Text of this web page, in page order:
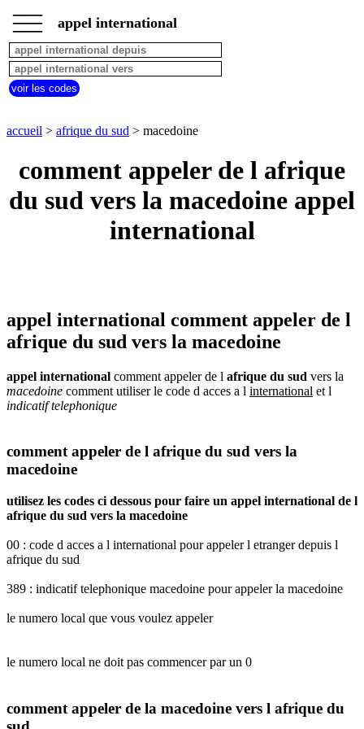
accueil
afrique
du
sud
appel
depuis
par
I J K L M
N
O
P Q R S T
U
___
___ appel international
voir les codes
accueil > afrique du sud > macedoine
comment appeler de l afrique
du sud vers la macedoine appel
international
appel international comment appeler de l
afrique du sud vers la macedoine
appel international comment appeler de l afrique du sud vers la
macedoine comment utiliser le code d acces a l international et l
indicatif telephonique
comment appeler de l afrique du sud vers la
macedoine
utilisez les codes ci dessous pour faire un appel international de l
afrique du sud vers la macedoine
00 : code d acces a l international pour appeler l etranger depuis l
afrique du sud
389 : indicatif telephonique macedoine pour appeler la macedoine
le numero local que vous voulez appeler
le numero local ne doit pas commencer par un 0
comment appeler de la macedoine vers l afrique du